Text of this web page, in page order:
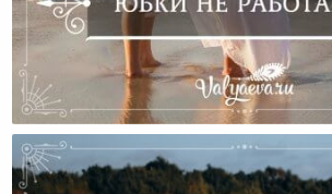
Юбки Не Работают!